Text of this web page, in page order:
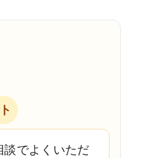
でよくいただ